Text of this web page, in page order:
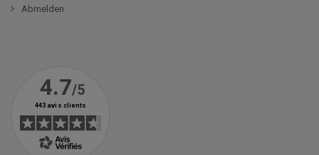
Abmelden